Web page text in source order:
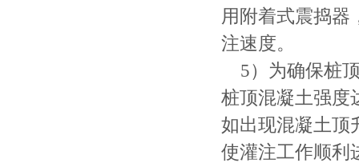
用附着式震捣器
注速度。
5）为确保桩
桩顶混凝土强度
如出现混凝土顶
使灌注工作顺利